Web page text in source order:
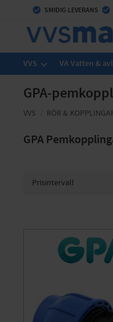
check_circle SMIDIG LEVERANS check_circle
VVS VA Vatten &
GPA-
VVS RÖR &
GPA
Prisintervall